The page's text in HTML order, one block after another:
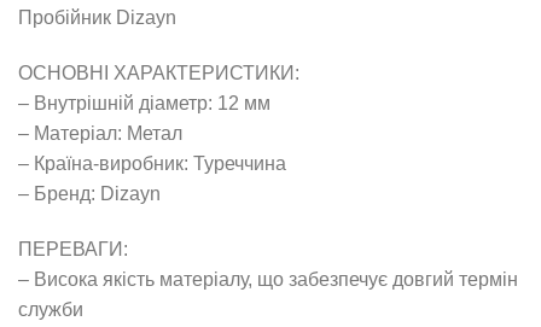
Пробійник Dizayn
ОСНОВНІ ХАРАКТЕРИСТИКИ:
– Внутрішній діаметр: 12 мм
– Матеріал: Метал
– Країна-виробник: Туреччина
– Бренд: Dizayn
ПЕРЕВАГИ:
– Висока якість матеріалу, що забезпечує довгий термін
служби